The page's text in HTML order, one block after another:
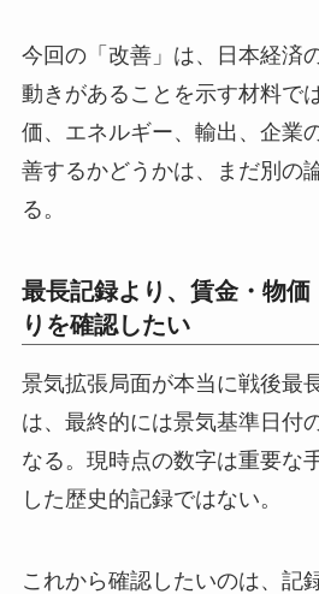
今回の「改善」は、日本経済
動きがあることを示す材料で
価、エネルギー、輸出、企業
善するかどうかは、まだ別の
る。
最長記録より、賃金・物
りを確認したい
景気拡張局面が本当に戦後最
は、最終的には景気基準日付
なる。現時点の数字は重要な
した歴史的記録ではない。
これから確認したいのは、記